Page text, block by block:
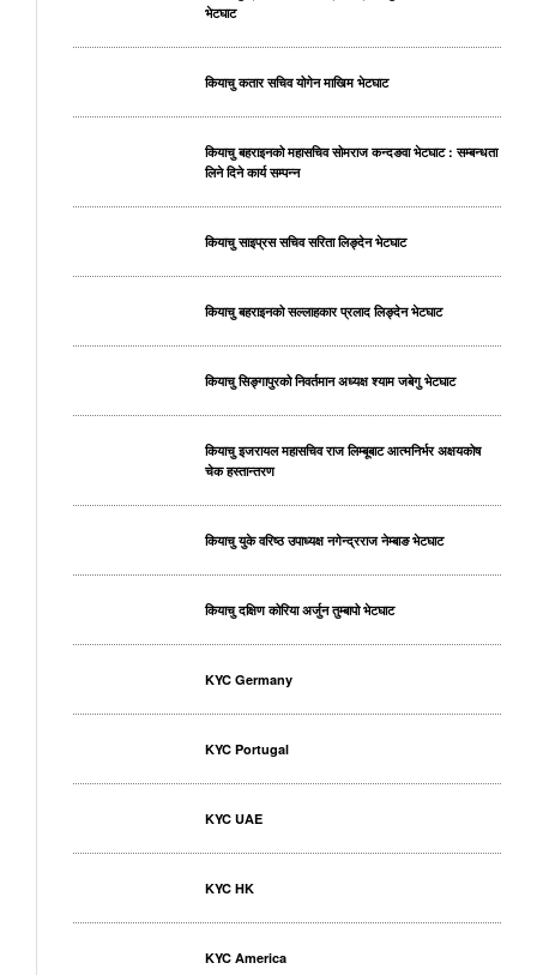
भेटघाट
कियाचु कतार सचिव योगेन माखिम भेटघाट
कियाचु बहराइनको महासचिव सोमराज कन्दङवा भेटघाट : सम्बन्धता
लिने दिने कार्य सम्पन्न
कियाचु साइप्रस सचिव सरिता लिङ्देन भेटघाट
कियाचु बहराइनको सल्लाहकार प्रलाद लिङ्देन भेटघाट
कियाचु सिङ्गापुरको निवर्तमान अध्यक्ष श्याम जबेगु भेटघाट
कियाचु इजरायल महासचिव राज लिम्बूबाट आत्मनिर्भर अक्षयकोष
चेक हस्तान्तरण
कियाचु युके वरिष्ठ उपाध्यक्ष नगेन्द्रराज नेम्बाङ भेटघाट
कियाचु दक्षिण कोरिया अर्जुन तुम्बापो भेटघाट
KYC Germany
KYC Portugal
KYC UAE
KYC HK
KYC America